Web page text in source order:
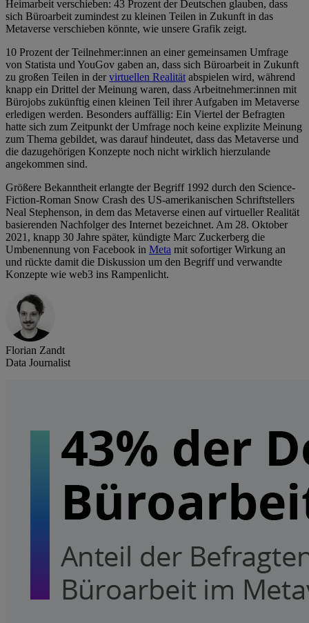
Heimarbeit verschieben: 43 Prozent der Deutschen glauben, dass
sich Büroarbeit zumindest zu kleinen Teilen in Zukunft in das
Metaverse verschieben könnte, wie unsere Grafik zeigt.
10 Prozent der Teilnehmer:innen an einer gemeinsamen Umfrage
von Statista und YouGov gaben an, dass sich Büroarbeit in Zukunft
zu großen Teilen in dervirtuellen Realitätabspielen wird, während
knapp ein Drittel der Meinung waren, dass Arbeitnehmer:innen mit
Bürojobs zukünftig einen kleinen Teil ihrer Aufgaben im Metaverse
erledigen werden. Besonders auffällig: Ein Viertel der Befragten
hatte sich zum Zeitpunkt der Umfrage noch keine explizite Meinung
zum Thema gebildet, was darauf hindeutet, dass das Metaverse und
die dazugehörigen Konzepte noch nicht wirklich hierzulande
angekommen sind.
Größere Bekanntheit erlangte der Begriff 1992 durch den Science-
Fiction-Roman Snow Crash des US-amerikanischen Schriftstellers
Neal Stephenson, in dem das Metaverse einen auf virtueller Realität
basierenden Nachfolger des Internet bezeichnet. Am 28. Oktober
2021, knapp 30 Jahre später, kündigte Marc Zuckerberg die
Umbenennung von Facebook in Meta mit sofortiger Wirkung an
und rückte damit die Diskussion um den Begriff und verwandte
Konzepte wie web3 ins Rampenlicht.
Florian Zandt
Data Journalist